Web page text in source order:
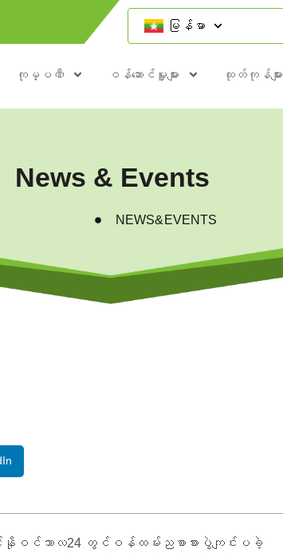
မြန်မာ
ကုမ္ပဏီ ဝန်ဆောင်မှူများ ထုတ်ကုန်များ
News & Events
NEWS&EVENTS
တွင်နိုဝင်ဘာလ24 တွင်ဝန်ထမ်းညစာစားပွဲကျင်းပခဲ့